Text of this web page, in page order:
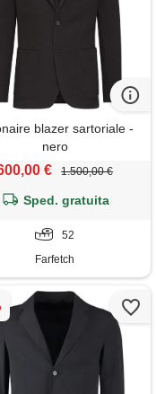
blazer sartoriale -
nero
€ 1.500,00 €
Sped. gratuita
52
Farfetch